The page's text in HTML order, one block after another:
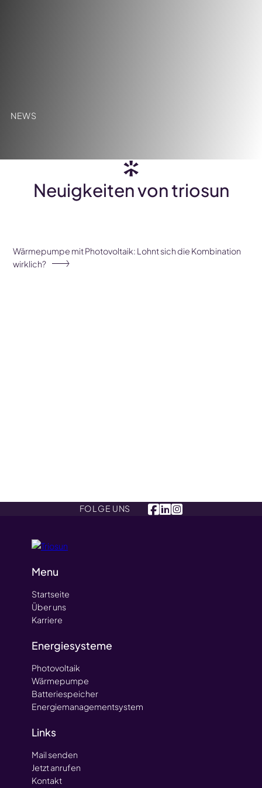
NEWS
Neuigkeiten von triosun
Wärmepumpe mit Photovoltaik: Lohnt sich die Kombination
wirklich?
FOLGE UNS
Menu
Startseite
Über uns
Karriere
Energiesysteme
Photovoltaik
Wärmepumpe
Batteriespeicher
Energiemanagementsystem
Links
Mail senden
Jetzt anrufen
Kontakt